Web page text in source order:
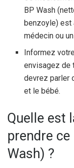
BP Wash
benzoyle) est
médecin ou
Informez
envisagez de
devrez parler
et le bébé.
Quelle est
prendre
Wash) ?